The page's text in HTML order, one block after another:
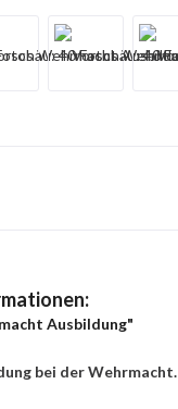
Ausbildung"
bei der Wehrmacht.